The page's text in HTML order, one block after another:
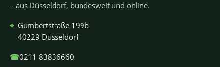
– aus Düsseldorf, bundesweit und online.
⌖ Gumbertstraße 199b
40229 Düsseldorf
☎0211 83836660